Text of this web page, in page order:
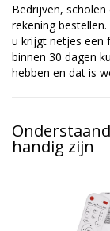
Bedrijven,
rekening
u krijgt netjes een
binnen 30 dagen
hebben en dat is
handig zijn